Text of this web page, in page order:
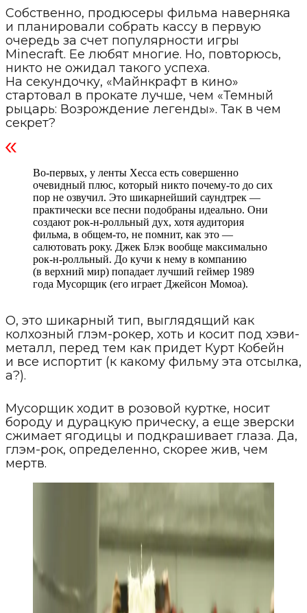
Собственно, продюсеры фильма наверняка
и планировали собрать кассу в первую
очередь за счет популярности игры
Minecraft. Ее любят многие. Но, повторюсь,
никто не ожидал такого успеха.
На секундочку, «Майнкрафт в кино»
стартовал в прокате лучше, чем «Темный
рыцарь: Возрождение легенды». Так в чем
секрет?
Во-первых, у ленты Хесса есть совершенно
очевидный плюс, который никто почему-то до сих
пор не озвучил. Это шикарнейший саундтрек —
практически все песни подобраны идеально. Они
создают рок-н-ролльный дух, хотя аудитория
фильма, в общем-то, не помнит, как это —
салютовать року. Джек Блэк вообще максимально
рок-н-ролльный. До кучи к нему в компанию
(в верхний мир) попадает лучший геймер 1989
года Мусорщик (его играет Джейсон Момоа).
О, это шикарный тип, выглядящий как
колхозный глэм-рокер, хоть и косит под хэви-
металл, перед тем как придет Курт Кобейн
и все испортит (к какому фильму эта отсылка,
а?).
Мусорщик ходит в розовой куртке, носит
бороду и дурацкую прическу, а еще зверски
сжимает ягодицы и подкрашивает глаза. Да,
глэм-рок, определенно, скорее жив, чем
мертв.